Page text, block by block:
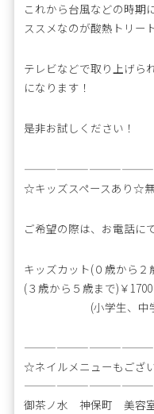
これから台風などの時期
ススメなのが酸熱トリー
テレビなどで取り上げら
になります！
是非お試しください！
☆キッズスペースあり☆
ご希望の際は、お電話に
キッズカット(０歳から２
(３歳から５歳まで)￥1700
(小学生、中学
☆ネイルメニューもござ
御茶ノ水 神保町 美容